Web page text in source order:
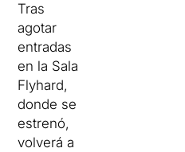
Tras
agotar
entradas
en la Sala
Flyhard,
donde se
estrenó,
volverá a